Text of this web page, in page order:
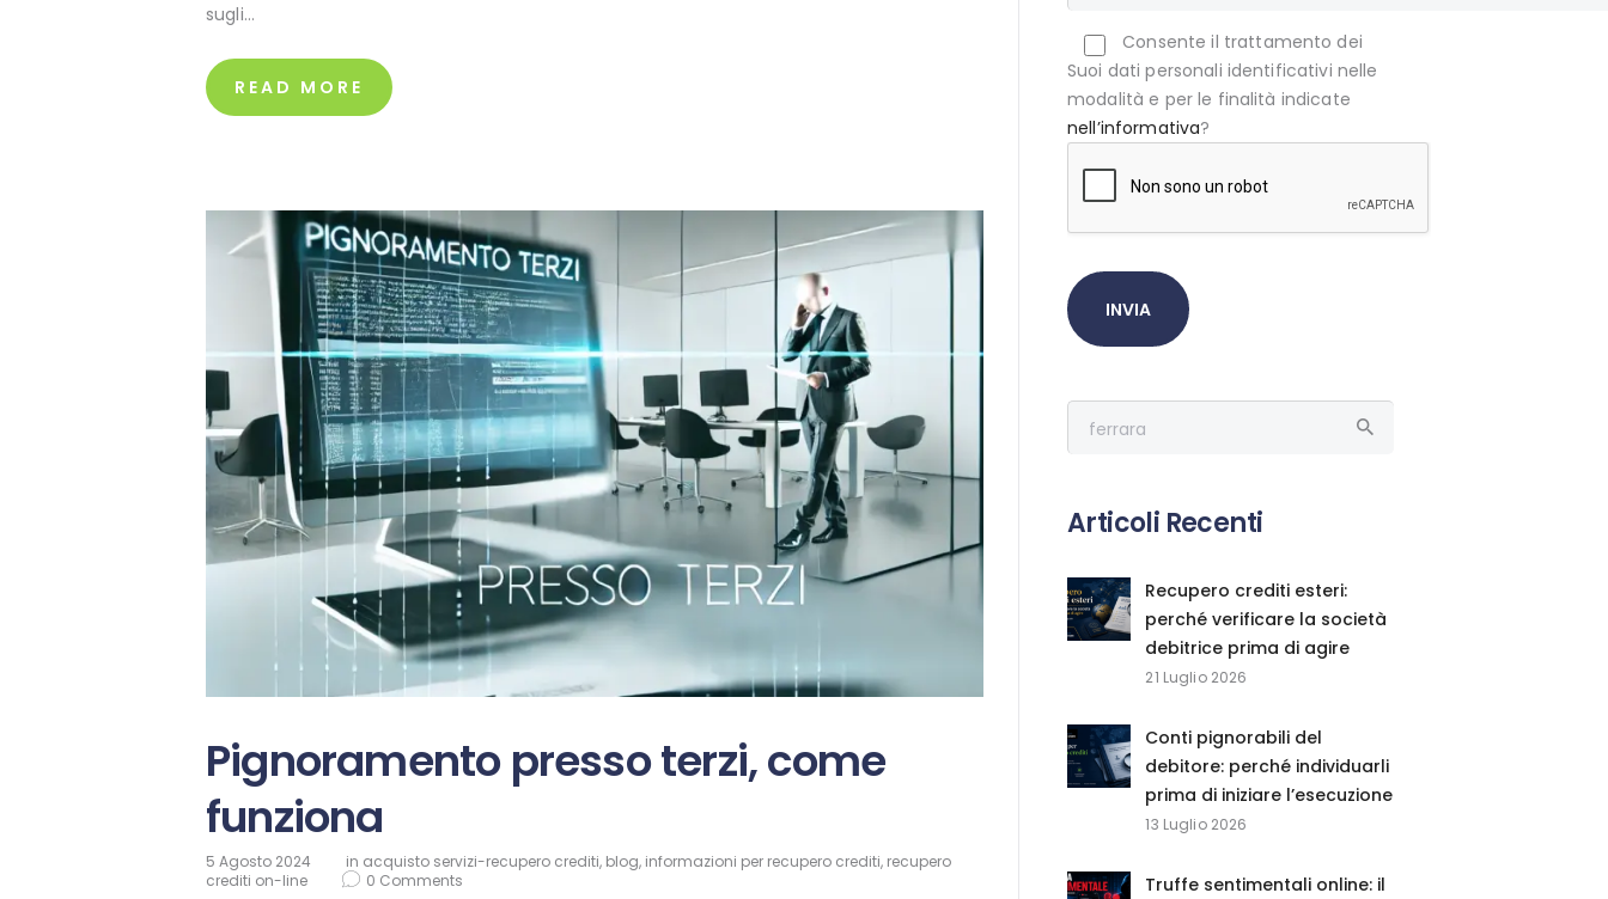
sugli…
READ MORE
Pignoramento presso terzi, come
funziona
5 Agosto 2024 in acquisto servizi-recupero crediti, blog, informazioni per recupero crediti, recupero
crediti on-line
0 Comments
Consente il trattamento dei
Suoi dati personali identificativi nelle
modalità e per le finalità indicate
nell’informativa?
per:
Articoli Recenti
Recupero crediti esteri:
perché verificare la società
debitrice prima di agire
21 Luglio 2026
Conti pignorabili del
debitore: perché individuarli
prima di iniziare l’esecuzione
13 Luglio 2026
Truffe sentimentali online: il